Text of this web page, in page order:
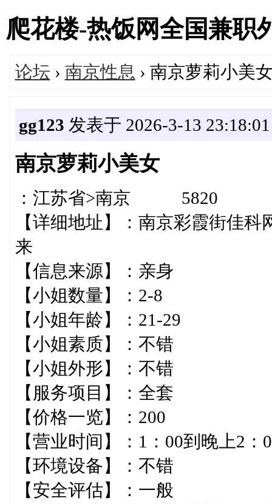
爬花楼-热饭网全国兼职
论坛 › 南京性息 › 南京萝莉小美
gg123 发表于 2026-3-13 23:18:01
南京萝莉小美女
：江苏省>南京 5820
【详细地址】：南京彩霞街佳
来
【信息来源】：亲身
【小姐数量】：2-8
【小姐年龄】：21-29
【小姐素质】：不错
【小姐外形】：不错
【服务项目】：全套
【价格一览】：200
【营业时间】：1：00到晚
【环境设备】：不错
【安全评估】：一般